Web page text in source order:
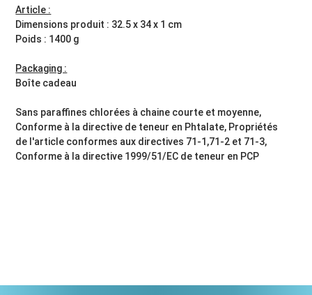
Article :
Dimensions produit : 32.5 x 34 x 1 cm
Poids : 1400 g
Packaging :
Boîte cadeau
Sans paraffines chlorées à chaine courte et moyenne,
Conforme à la directive de teneur en Phtalate, Propriétés
de l'article conformes aux directives 71-1,71-2 et 71-3,
Conforme à la directive 1999/51/EC de teneur en PCP